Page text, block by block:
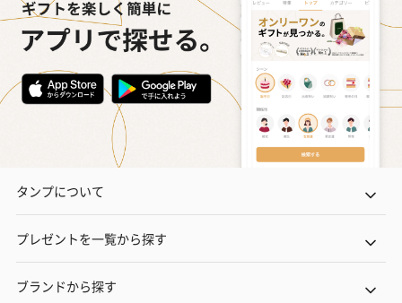
タンプについて
プレゼントを一覧から探す
ブランドから探す